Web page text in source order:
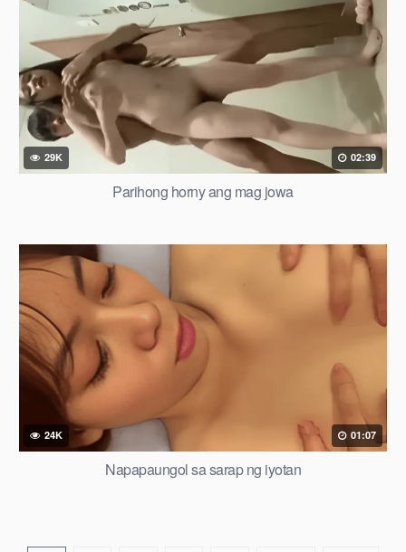
29K 02:39
Parihong horny ang mag jowa
24K 01:07
Napapaungol sa sarap ng iyotan